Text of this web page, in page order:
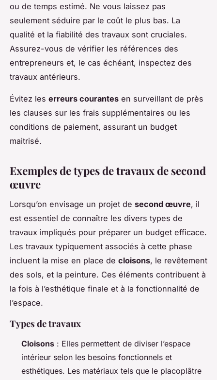
ou de temps estimé. Ne vous laissez pas
seulement séduire par le coût le plus bas. La
qualité et la fiabilité des travaux sont cruciales.
Assurez-vous de vérifier les références des
entrepreneurs et, le cas échéant, inspectez des
travaux antérieurs.
Évitez les erreurs courantes en surveillant de près
les clauses sur les frais supplémentaires ou les
conditions de paiement, assurant un budget
maitrisé.
Exemples de types de travaux de second
œuvre
Lorsqu’on envisage un projet de second œuvre, il
est essentiel de connaître les divers types de
travaux impliqués pour préparer un budget efficace.
Les travaux typiquement associés à cette phase
incluent la mise en place de cloisons, le revêtement
des sols, et la peinture. Ces éléments contribuent à
la fois à l’esthétique finale et à la fonctionnalité de
l’espace.
Types de travaux
Cloisons : Elles permettent de diviser l’espace
intérieur selon les besoins fonctionnels et
esthétiques. Les matériaux tels que le placoplâtre